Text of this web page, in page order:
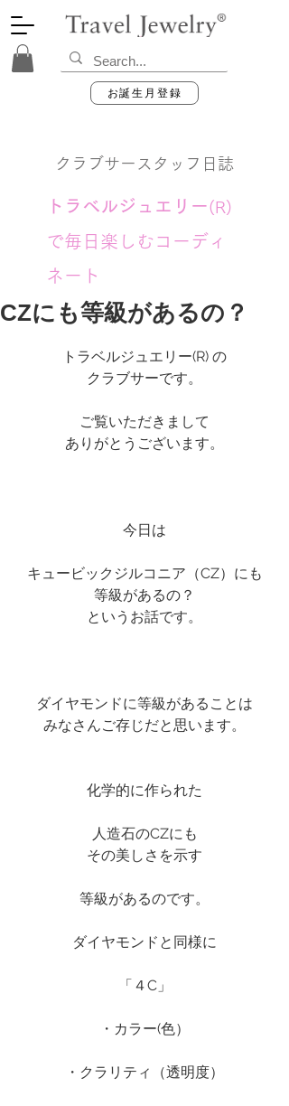
お誕生月登録
クラブサースタッフ日誌
トラベルジュエリー(R)
で毎日楽しむコーディ
ネート
CZにも等級があるの？
トラベルジュエリー(R) の
クラブサーです。
ご覧いただきまして
ありがとうございます。
今日は
キュービックジルコニア（CZ）にも
等級があるの？
というお話です。
ダイヤモンドに等級があることは
みなさんご存じだと思います。
化学的に作られた
人造石のCZにも
その美しさを示す
等級があるのです。
ダイヤモンドと同様に
「４C」
・カラー(色）
・クラリティ（透明度）